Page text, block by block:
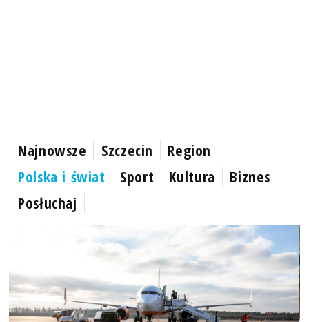
Najnowsze Szczecin
Region
Polska i świat
Sport Kultura
Biznes
Posłuchaj